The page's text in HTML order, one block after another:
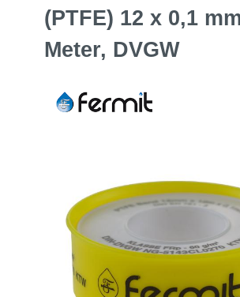
(PTFE) 12 x 0,1
Meter, DVGW